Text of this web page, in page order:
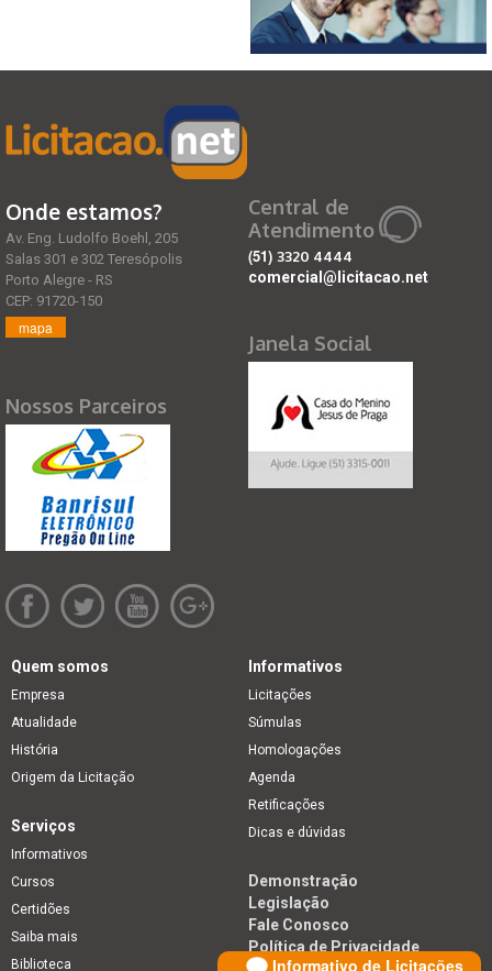
Informativo de Licitações
Onde estamos?
Av. Eng. Ludolfo Boehl, 205
Salas 301 e 302 Teresópolis
Porto Alegre - RS
CEP: 91720-150
mapa
Nossos Parceiros
Central de
Atendimento
(51) 3320 4444
comercial@licitacao.net
Janela Social
Quem somos
Empresa
Atualidade
História
Origem da Licitação
Informativos
Licitações
Súmulas
Homologações
Agenda
Retificações
Dicas e dúvidas
Serviços
Informativos
Cursos
Certidões
Saiba mais
Biblioteca
Demonstração
Legislação
Fale Conosco
Política de Privacidade